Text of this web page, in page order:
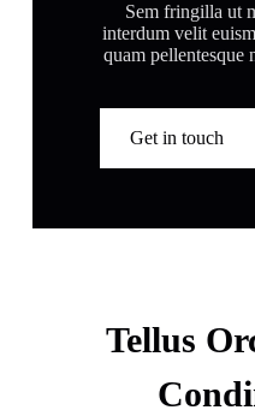
Sem fringilla ut
interdum velit
quam pellentesque
Get in touch
Tellus